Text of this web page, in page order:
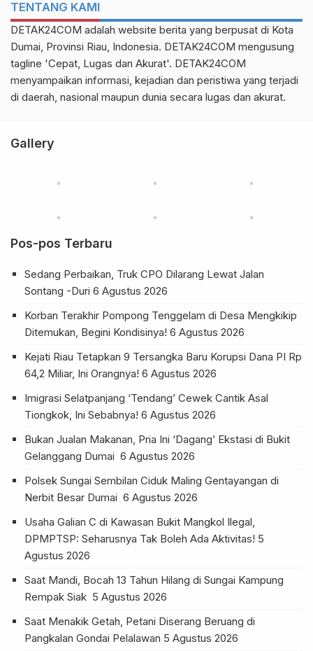
TENTANG KAMI
DETAK24COM adalah website berita yang berpusat di Kota
Dumai, Provinsi Riau, Indonesia. DETAK24COM mengusung
tagline 'Cepat, Lugas dan Akurat'. DETAK24COM
menyampaikan informasi, kejadian dan peristiwa yang terjadi
di daerah, nasional maupun dunia secara lugas dan akurat.
Gallery
Pos-pos Terbaru
Sedang Perbaikan, Truk CPO Dilarang Lewat Jalan
Sontang -Duri 6 Agustus 2026
Korban Terakhir Pompong Tenggelam di Desa Mengkikip
Ditemukan, Begini Kondisinya! 6 Agustus 2026
Kejati Riau Tetapkan 9 Tersangka Baru Korupsi Dana PI Rp
64,2 Miliar, Ini Orangnya! 6 Agustus 2026
Imigrasi Selatpanjang ‘Tendang’ Cewek Cantik Asal
Tiongkok, Ini Sebabnya! 6 Agustus 2026
Bukan Jualan Makanan, Pria Ini ‘Dagang’ Ekstasi di Bukit
Gelanggang Dumai 6 Agustus 2026
Polsek Sungai Sembilan Ciduk Maling Gentayangan di
Nerbit Besar Dumai 6 Agustus 2026
Usaha Galian C di Kawasan Bukit Mangkol Ilegal,
DPMPTSP: Seharusnya Tak Boleh Ada Aktivitas! 5
Agustus 2026
Saat Mandi, Bocah 13 Tahun Hilang di Sungai Kampung
Rempak Siak 5 Agustus 2026
Saat Menakik Getah, Petani Diserang Beruang di
Pangkalan Gondai Pelalawan 5 Agustus 2026